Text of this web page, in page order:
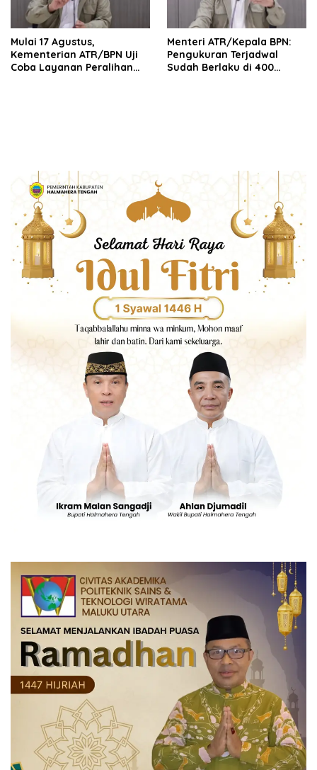
Mulai 17 Agustus,
Kementerian ATR/BPN Uji
Coba Layanan Peralihan
Menteri ATR/Kepala BPN:
Pengukuran Terjadwal
Sudah Berlaku di 400